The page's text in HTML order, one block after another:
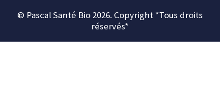
© Pascal Santé Bio 2026. Copyright *Tous droits
réservés*